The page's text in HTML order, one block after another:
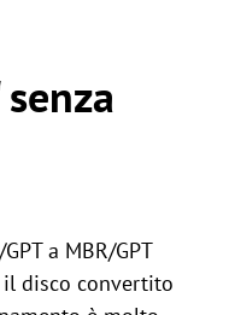
a MBR/GPT
il disco convertito